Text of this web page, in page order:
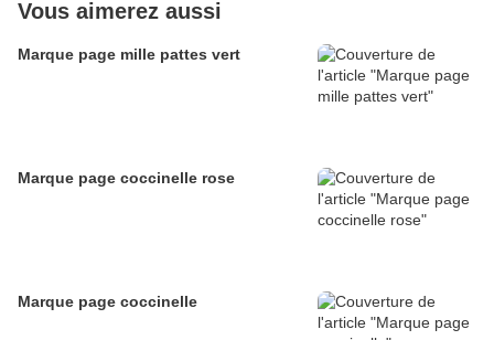
Vous aimerez aussi
Marque page mille pattes vert
Marque page coccinelle rose
Marque page coccinelle